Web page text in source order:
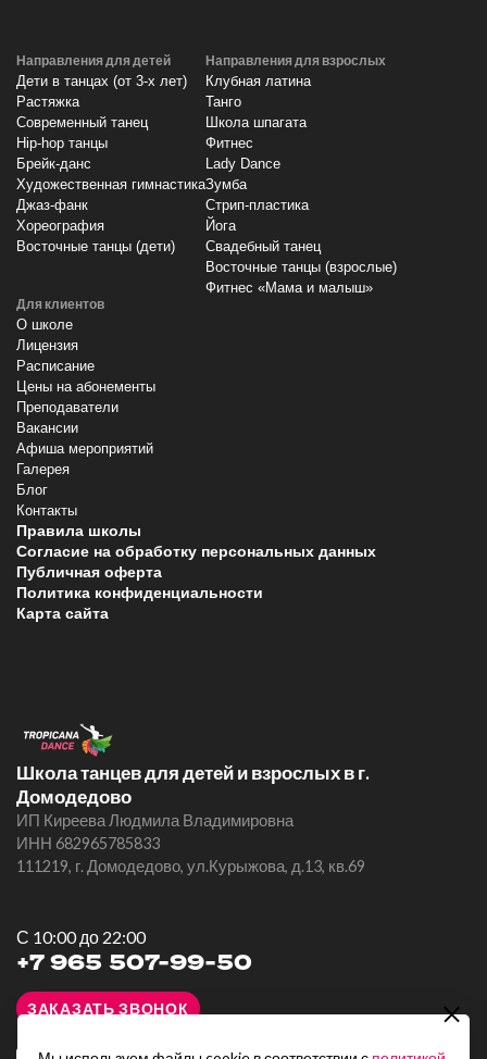
Направления для детей
Дети в танцах (от 3-х лет)
Растяжка
Современный танец
Hip-hop танцы
Брейк-данс
Художественная гимнастика
Джаз-фанк
Хореография
Восточные танцы (дети)
Направления для взрослых
Клубная латина
Танго
Школа шпагата
Фитнес
Lady Dance
Зумба
Стрип-пластика
Йога
Свадебный танец
Восточные танцы (взрослые)
Фитнес «Мама и малыш»
Для клиентов
О школе
Лицензия
Расписание
Цены на абонементы
Преподаватели
Вакансии
Афиша мероприятий
Галерея
Блог
Контакты
Правила школы
Согласие на обработку персональных данных
Публичная оферта
Политика конфиденциальности
Карта сайта
Школа танцев для детей и взрослых в г.
Домодедово
ИП Киреева Людмила Владимировна
ИНН 682965785833
111219, г. Домодедово, ул.Курыжова, д.13, кв.69
С 10:00 до 22:00
+7 965 507-99-50
ЗАКАЗАТЬ ЗВОНОК